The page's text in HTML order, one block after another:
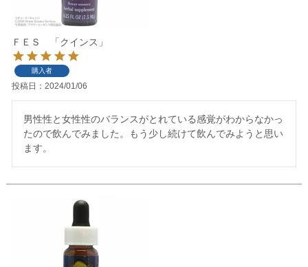
ＦＥＳ 「クインス」
購入者
投稿日 2024/01/06
男性性と女性性のバランスがとれている感覚がわからなかっ
たので飲んでみました。もう少し続けて飲んでみようと思い
ます。